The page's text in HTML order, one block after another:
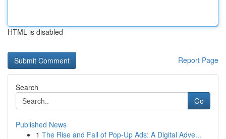
HTML is disabled
Report Page
Search
Go
Published News
1 The Rise and Fall of Pop-Up Ads: A Digital Adve...